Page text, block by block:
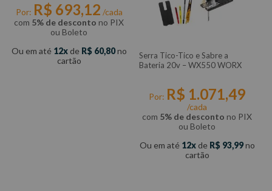
Por: R$ 693,12 /cada
com 5% de desconto no PIX
ou Boleto
Ou em até 12 de R$ 60,80no
cartão
Serra Tico-Tico e Sabre a
Bateria 20v – WX550 WORX
Por: R$ 1.071,49
/cada
com 5% de desconto no PIX
ou Boleto
Ou em até 12 de R$ 93,99no
cartão